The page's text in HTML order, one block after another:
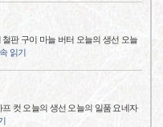
판 구이 마늘 버터 오늘의 생선 오늘
읽기
컷 오늘의 생선 오늘의 일품 요네자